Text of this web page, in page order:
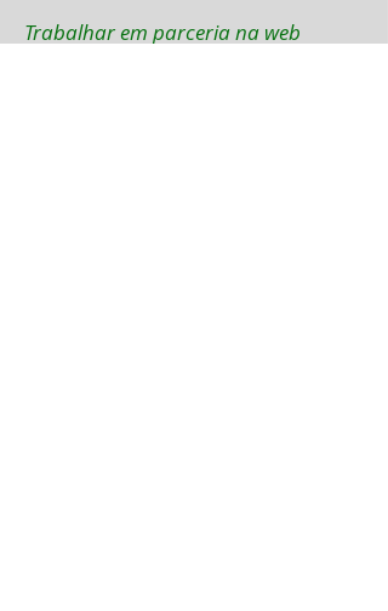
Trabalhar em parceria na web